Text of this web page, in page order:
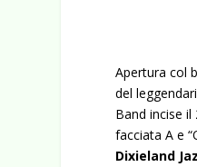
Apertura col
del
Band incise
facciata A e
Dixieland